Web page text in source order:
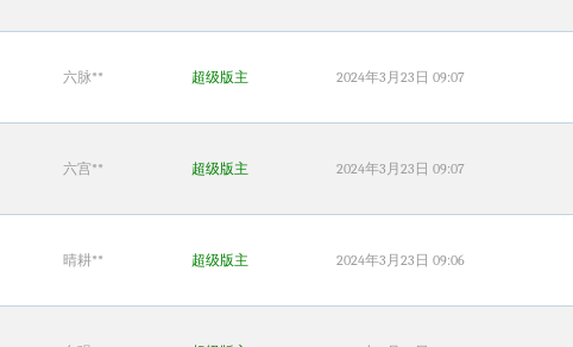
六脉** 超级版主 2024年3月23日 09:07
六宫** 超级版主 2024年3月23日 09:07
晴耕** 超级版主 2024年3月23日 09:06